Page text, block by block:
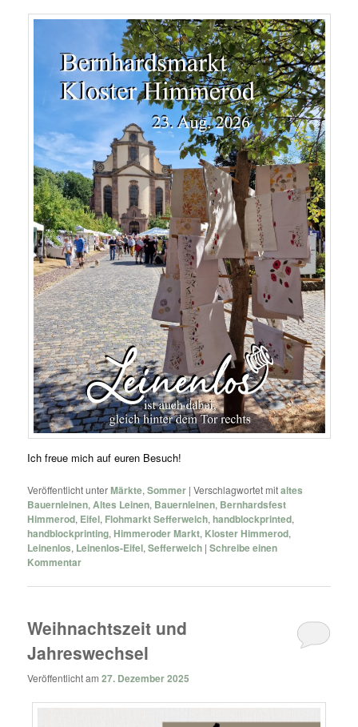
Ich freue mich auf euren Besuch!
Veröffentlicht unterMärkte,Sommer |Verschlagwortet mitaltes
Bauernleinen, Altes Leinen, Bauernleinen, Bernhardsfest
Himmerod, Eifel, Flohmarkt Sefferweich, handblockprinted,
handblockprinting, Himmeroder Markt, Kloster Himmerod,
Leinenlos, Leinenlos-Eifel,Sefferweich |Schreibe einen
Kommentar
Weihnachtszeit und
Jahreswechsel
Veröffentlicht am27. Dezember 2025